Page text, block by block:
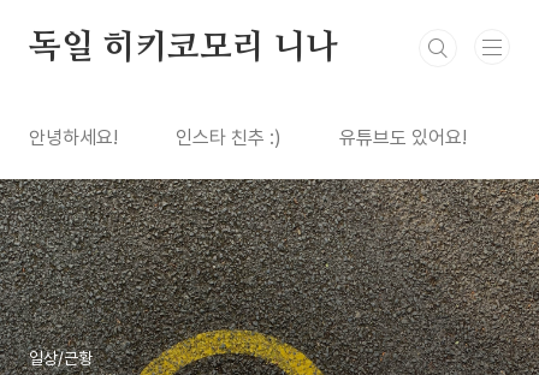
독일 히키코모리 니나
안녕하세요! 인스타 친추 :) 유튜브도 있어요!
일상/근황